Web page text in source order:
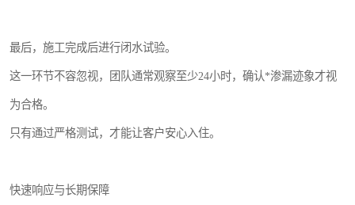
最后，施工完成后进行闭水试验。
这一环节不容忽视，团队通常观察至少24小时，确认*渗漏迹象才视
为合格。
只有通过严格测试，才能让客户安心入住。
快速响应与长期保障